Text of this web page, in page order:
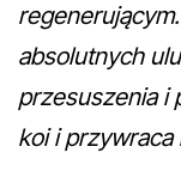
absolutnych
przesuszenia i
koi i